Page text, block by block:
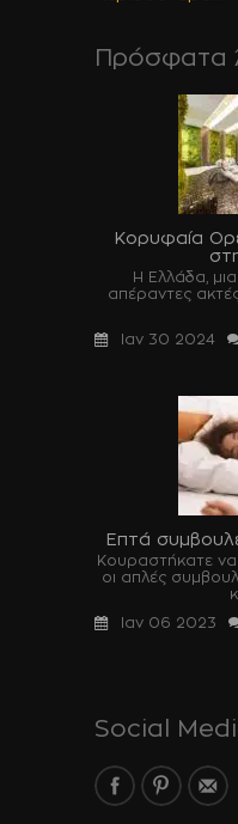
Πρόσφατα
Κορυφαία
Η Ελλάδα,
απέραντες
Ιαν 30 2024
Επτά
Κουραστήκατε
οι απλές
Ιαν 06 2023
Social